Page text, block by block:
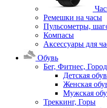
Ремешки на часы
Пульсометры,
Компасы
Аксессуары для
Обувь
Бег, Фитнес, Город
Детская
Женская
Мужская
Треккинг, Горы